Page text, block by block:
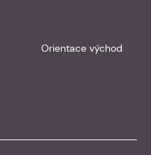
Orientace východ